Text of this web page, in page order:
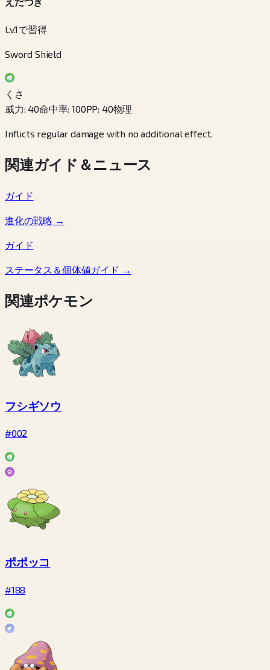
Lv.1で習得
Sword Shield
くさ
威力: 40命中率:100PP: 40物理
Inflicts regular damage with no additional effect.
関連ガイド＆ニュース
ガイド
進化の戦略 →
ガイド
ステータス＆個体値ガイド →
関連ポケモン
フシギソウ
#002
ポポッコ
#188